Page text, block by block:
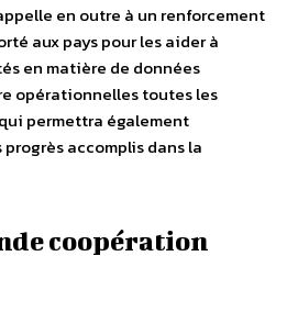
en outre à un renforcement
aux pays pour les aider à
en matière de données
opérationnelles toutes les
permettra également
accomplis dans la
coopération